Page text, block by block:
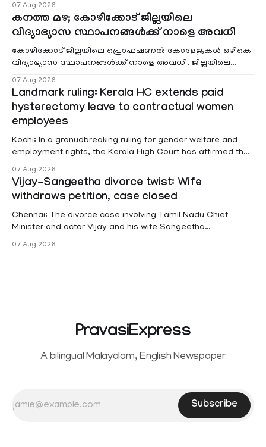
07 Aug 2026
കനത്ത മഴ; കോഴിക്കോട് ജില്ലയിലെ
വിദ്യാഭ്യാസ സ്ഥാപനങ്ങൾക്ക് നാളെ അവധി
കോഴിക്കോട് ജില്ലയിലെ പ്രൊഫഷണൽ കോളേജുകൾ ഒഴികെ
വിദ്യാഭ്യാസ സ്ഥാപനങ്ങൾക്ക് നാളെ അവധി. ജില്ലയിലെ
07 Aug 2026
Landmark ruling: Kerala HC extends paid
hysterectomy leave to contractual women
employees
Kochi: In a gronudbreaking ruling for gender welfare and
employment rights, the Kerala High Court has affirmed that
projects are eligible for paid medical leave following
hysterectomy surgery under the Kerala Service Rules
(KSR). The court noted that since essential benefits like
maternity
07 Aug 2026
Vijay-Sangeetha divorce twist: Wife
withdraws petition, case closed
Chennai: The divorce case involving Tamil Nadu Chief
Minister and actor Vijay and his wife Sangeetha
Sowrnalingam has taken a new turn after Sangeetha
07 Aug 2026
PravasiExpress
A bilingual Malayalam, English Newspaper
Subscribe